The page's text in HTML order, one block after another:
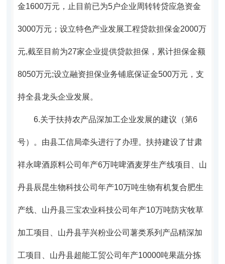
金1600万元， 止目前已为5户企业周转转贷应急资金
3000万元； 设立特色产业发展工程贷款担保金2000万
元,截至目前为27家企业提供贷款担保，累计担保金额
8050万元;设立融资担保业务铺底保证金500万元， 支
持全县龙头企业发展。
6.关于扶持农产品深加工企业发展的建议（第6
号）。 由县工信局牵头进行了办理。扶持建设了甘肃
祥永啤酒原料公司年产6万吨啤酒麦芽生产线项目、山
丹县辰昆生物科技公司年产10万吨生物有机复合肥生
产线、山丹县三宝农业科技公司年产10万吨防灾牧草
加工项目、山丹县芋兴粉业公司薯类系列产品精深加
工项目、山丹县超能工贸公司年产10000吨果蔬分拣